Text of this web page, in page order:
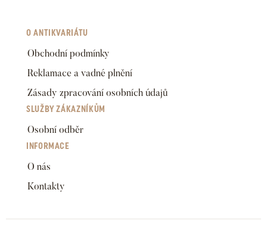
O ANTIKVARIÁTU
Obchodní podmínky
Reklamace a vadné plnění
Zásady zpracování osobních údajů
SLUŽBY ZÁKAZNÍKŮM
Osobní odběr
INFORMACE
O nás
Kontakty